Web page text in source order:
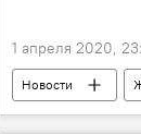
1 апреля 2020,
Новости